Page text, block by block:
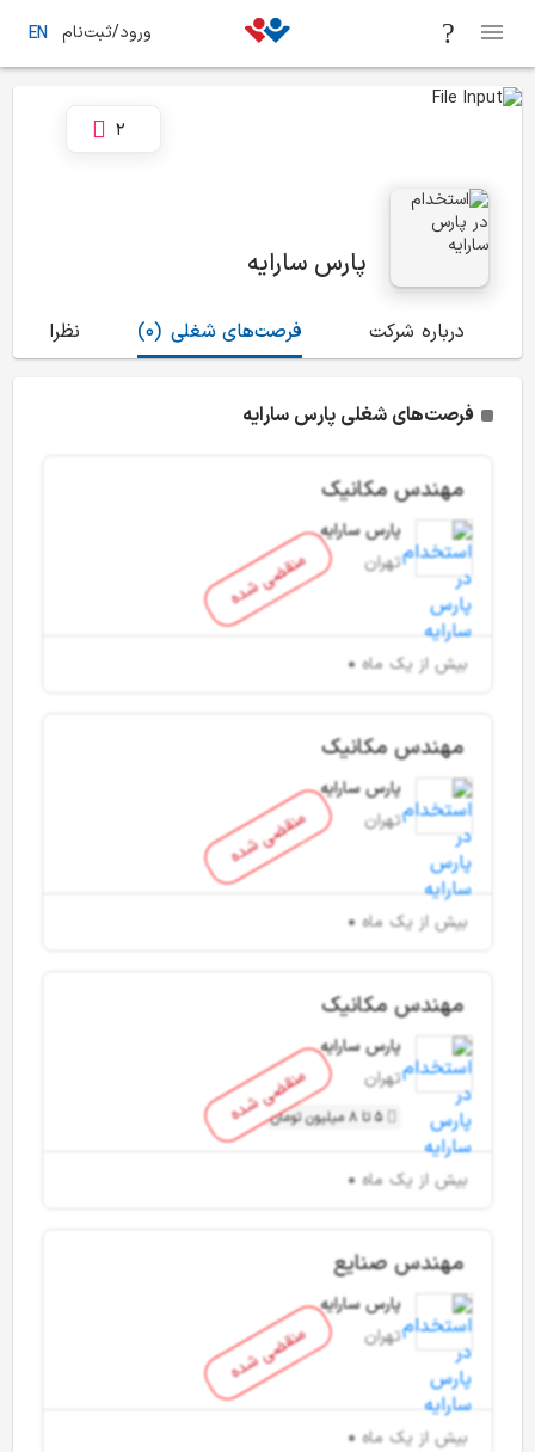
ورود/ثبت‌نام EN
پارس سارایه
2
درباره شرکت (0) فرصت‌های شغلی نظرات
فرصت‌های شغلی پارس سارایه
منقضی شده
مهندس مکانیک
پارس سارایه
تهران
بیش از یک ماه
منقضی شده
مهندس مکانیک
پارس سارایه
تهران
بیش از یک ماه
منقضی شده
مهندس مکانیک
پارس سارایه
تهران
5 تا 8 میلیون تومان
بیش از یک ماه
منقضی شده
مهندس صنایع
پارس سارایه
تهران
بیش از یک ماه